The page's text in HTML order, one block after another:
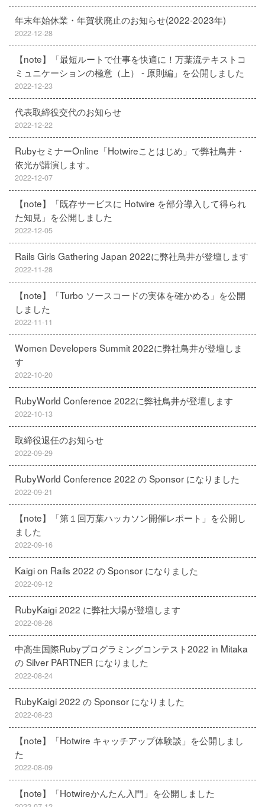
年末年始休業・年賀状廃止のお知らせ(2022-2023年)
2022-12-28
【note】「最短ルートで仕事を快適に！万葉流テキストコ
ミュニケーションの極意（上） - 原則編」を公開しました
2022-12-23
代表取締役交代のお知らせ
2022-12-22
RubyセミナーOnline「Hotwireことはじめ」で弊社鳥井・
依光が講演します。
2022-12-07
【note】「既存サービスに Hotwire を部分導入して得られ
た知見」を公開しました
2022-12-05
Rails Girls Gathering Japan 2022に弊社鳥井が登壇します
2022-11-28
【note】「Turbo ソースコードの実体を確かめる」を公開
しました
2022-11-11
Women Developers Summit 2022に弊社鳥井が登壇しま
す
2022-10-20
RubyWorld Conference 2022に弊社鳥井が登壇します
2022-10-13
取締役退任のお知らせ
2022-09-29
RubyWorld Conference 2022 の Sponsor になりました
2022-09-21
【note】「第１回万葉ハッカソン開催レポート」を公開し
ました
2022-09-16
Kaigi on Rails 2022 の Sponsor になりました
2022-09-12
RubyKaigi 2022 に弊社大場が登壇します
2022-08-26
中高生国際Rubyプログラミングコンテスト2022 in Mitaka
の Silver PARTNER になりました
2022-08-24
RubyKaigi 2022 の Sponsor になりました
2022-08-23
【note】「Hotwire キャッチアップ体験談」を公開しまし
た
2022-08-09
【note】「Hotwireかんたん入門」を公開しました